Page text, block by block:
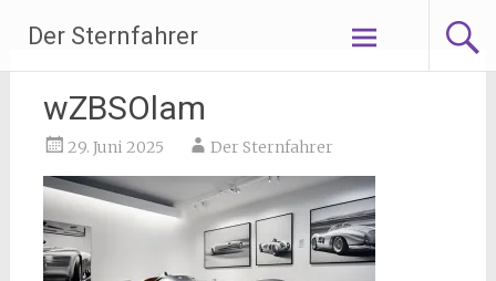
Inhalt
springen
Der Sternfahrer
wZBSOlam
29. Juni 2025 Der Sternfahrer